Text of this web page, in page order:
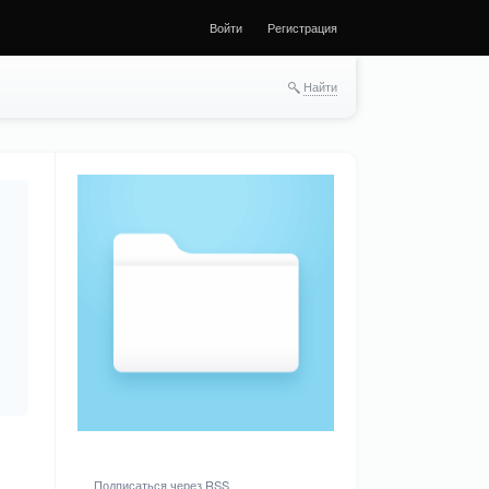
Войти Регистрация
Найти
Подписаться через RSS